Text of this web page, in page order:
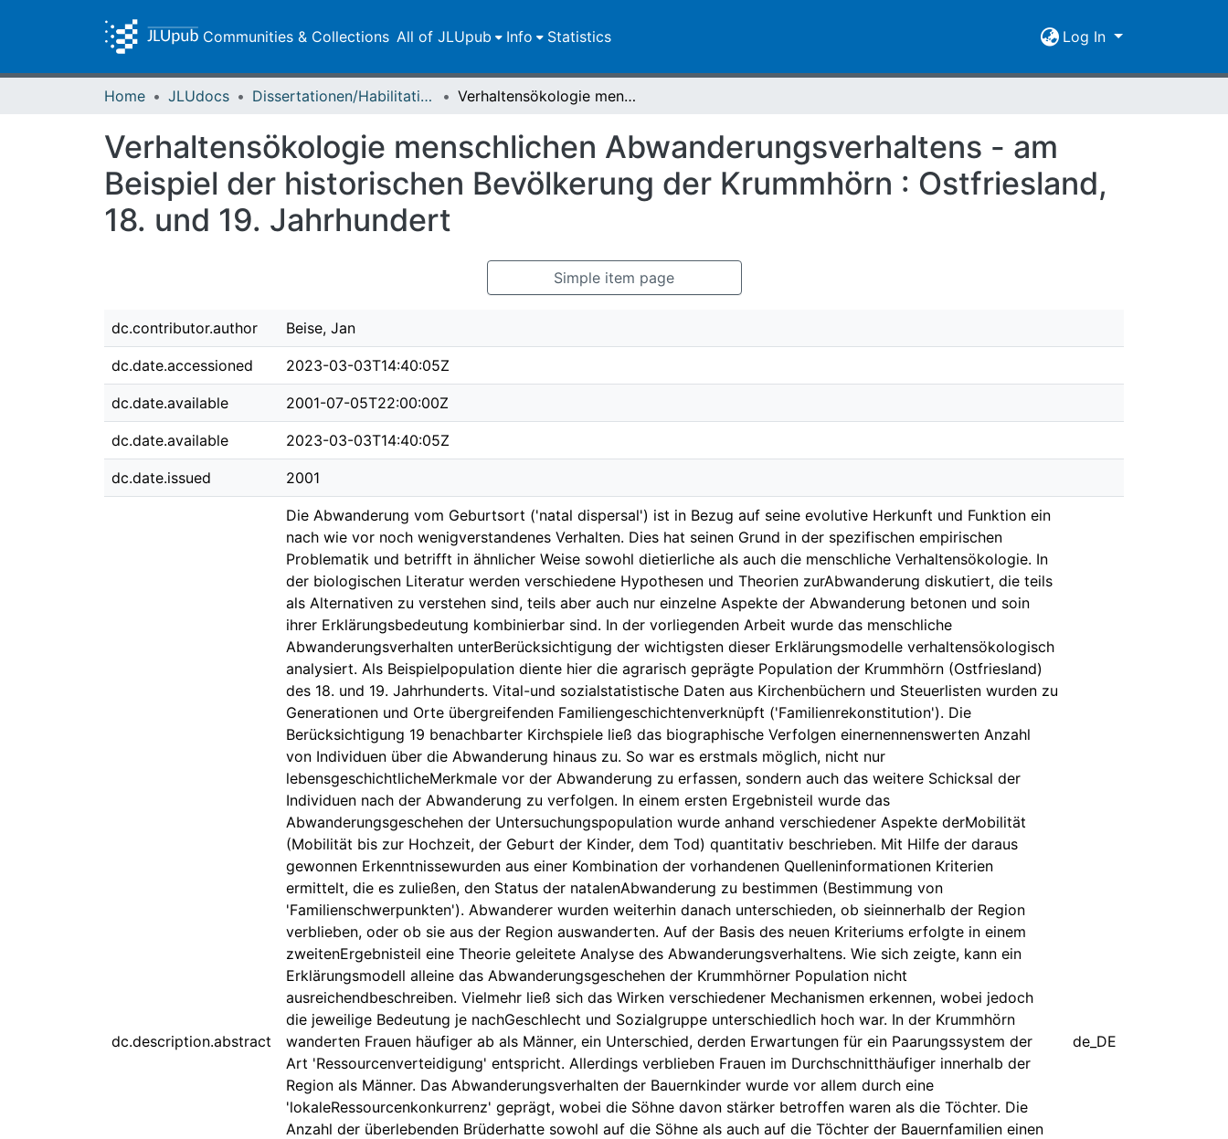
Communities & Collections All of JLUpub Info Statistics Log In
Home JLUdocs Dissertationen/Habilitationen Verhaltensökologie menschlichen Abwanderungsverhaltens - am Beispiel der historischen Bevölkerung der Krummhörn : Ostfriesland, 18. und 19. Jahrhundert
Verhaltensökologie menschlichen Abwanderungsverhaltens - am
Beispiel der historischen Bevölkerung der Krummhörn : Ostfriesland,
18. und 19. Jahrhundert
Simple item page
dc.contributor.author Beise, Jan
dc.date.accessioned 2023-03-03T14:40:05Z
dc.date.available 2001-07-05T22:00:00Z
dc.date.available 2023-03-03T14:40:05Z
dc.date.issued 2001
dc.description.abstract
Die Abwanderung vom Geburtsort ('natal dispersal') ist in Bezug auf seine evolutive Herkunft und Funktion ein
nach wie vor noch wenigverstandenes Verhalten. Dies hat seinen Grund in der spezifischen empirischen
Problematik und betrifft in ähnlicher Weise sowohl dietierliche als auch die menschliche Verhaltensökologie. In
der biologischen Literatur werden verschiedene Hypothesen und Theorien zurAbwanderung diskutiert, die teils
als Alternativen zu verstehen sind, teils aber auch nur einzelne Aspekte der Abwanderung betonen und soin
ihrer Erklärungsbedeutung kombinierbar sind. In der vorliegenden Arbeit wurde das menschliche
Abwanderungsverhalten unterBerücksichtigung der wichtigsten dieser Erklärungsmodelle verhaltensökologisch
analysiert. Als Beispielpopulation diente hier die agrarisch geprägte Population der Krummhörn (Ostfriesland)
des 18. und 19. Jahrhunderts. Vital-und sozialstatistische Daten aus Kirchenbüchern und Steuerlisten wurden zu
Generationen und Orte übergreifenden Familiengeschichtenverknüpft ('Familienrekonstitution'). Die
Berücksichtigung 19 benachbarter Kirchspiele ließ das biographische Verfolgen einernennenswerten Anzahl
von Individuen über die Abwanderung hinaus zu. So war es erstmals möglich, nicht nur
lebensgeschichtlicheMerkmale vor der Abwanderung zu erfassen, sondern auch das weitere Schicksal der
Individuen nach der Abwanderung zu verfolgen. In einem ersten Ergebnisteil wurde das
Abwanderungsgeschehen der Untersuchungspopulation wurde anhand verschiedener Aspekte derMobilität
(Mobilität bis zur Hochzeit, der Geburt der Kinder, dem Tod) quantitativ beschrieben. Mit Hilfe der daraus
gewonnen Erkenntnissewurden aus einer Kombination der vorhandenen Quelleninformationen Kriterien
ermittelt, die es zuließen, den Status der natalenAbwanderung zu bestimmen (Bestimmung von
'Familienschwerpunkten'). Abwanderer wurden weiterhin danach unterschieden, ob sieinnerhalb der Region
verblieben, oder ob sie aus der Region auswanderten. Auf der Basis des neuen Kriteriums erfolgte in einem
zweitenErgebnisteil eine Theorie geleitete Analyse des Abwanderungsverhaltens. Wie sich zeigte, kann ein
Erklärungsmodell alleine das Abwanderungsgeschehen der Krummhörner Population nicht
ausreichendbeschreiben. Vielmehr ließ sich das Wirken verschiedener Mechanismen erkennen, wobei jedoch
die jeweilige Bedeutung je nachGeschlecht und Sozialgruppe unterschiedlich hoch war. In der Krummhörn
wanderten Frauen häufiger ab als Männer, ein Unterschied, derden Erwartungen für ein Paarungssystem der
Art 'Ressourcenverteidigung' entspricht. Allerdings verblieben Frauen im Durchschnitthäufiger innerhalb der
Region als Männer. Das Abwanderungsverhalten der Bauernkinder wurde vor allem durch eine
'lokaleRessourcenkonkurrenz' geprägt, wobei die Söhne davon stärker betroffen waren als die Töchter. Die
Anzahl der überlebenden Brüderhatte sowohl auf die Söhne als auch auf die Töchter der Bauernfamilien einen
de_DE